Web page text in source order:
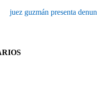
juez guzmán presenta